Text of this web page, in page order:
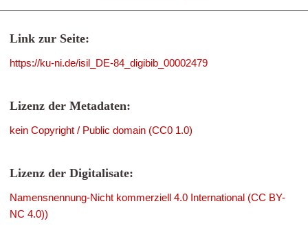
Link zur Seite:
https://ku-ni.de/isil_DE-84_digibib_00002479
Lizenz der Metadaten:
kein Copyright / Public domain (CC0 1.0)
Lizenz der Digitalisate:
Namensnennung-Nicht kommerziell 4.0 International (CC BY-
NC 4.0))